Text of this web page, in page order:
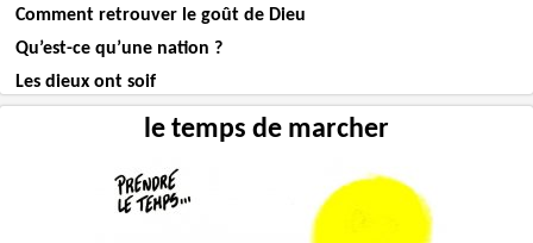
Comment retrouver le goût de Dieu
Qu’est-ce qu’une nation ?
Les dieux ont soif
le temps de marcher